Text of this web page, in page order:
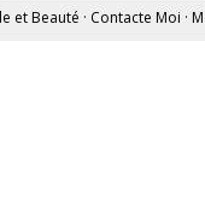
et Beauté · Contacte Moi ·